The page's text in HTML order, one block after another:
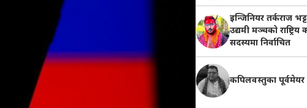
इन्जिनियर तर्कराज
उद्यमी मञ्चको राष्ट्रिय
सदस्यमा निर्वाचित
कपिलवस्तुका